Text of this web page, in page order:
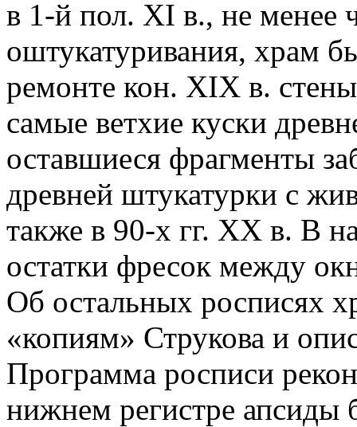
в 1-й пол. XI в., не менее
оштукатуривания, храм
ремонте кон. XIX в.
самые ветхие куски
оставшиеся фрагменты
древней штукатурки с
также в 90-х гг. XX в. В
остатки фресок между
Об остальных росписях
«копиям» Струкова и
Программа росписи
нижнем регистре апсиды